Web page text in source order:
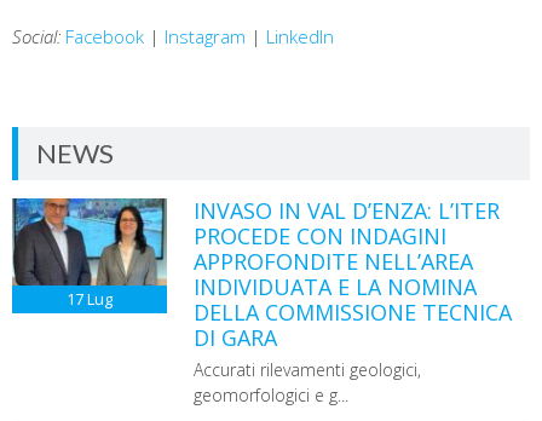
Social: Facebook | Instagram | LinkedIn
NEWS
17Lug
INVASO IN VAL D’ENZA: L’ITER
PROCEDE CON INDAGINI
APPROFONDITE NELL’AREA
INDIVIDUATA E LA NOMINA
DELLA COMMISSIONE TECNICA
DI GARA
Accurati rilevamenti geologici,
geomorfologici e g...